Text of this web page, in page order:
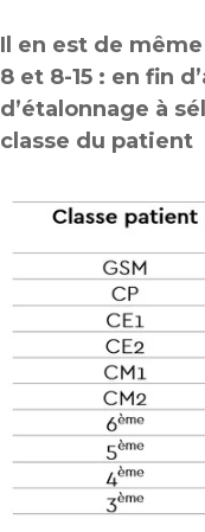
Il en est de
8 et 8-15 : en fin
d’étalonnage à
classe du patient